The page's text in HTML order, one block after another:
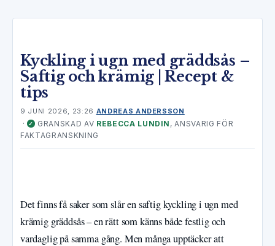
Kyckling i ugn med gräddsås –
Saftig och krämig | Recept &
tips
9 JUNI 2026, 23:26 ANDREAS ANDERSSON
· ✓ GRANSKAD AV REBECCA LUNDIN , ANSVARIG FÖR
FAKTAGRANSKNING
Det finns få saker som slår en saftig kyckling i ugn med
krämig gräddsås – en rätt som känns både festlig och
vardaglig på samma gång. Men många upptäcker att